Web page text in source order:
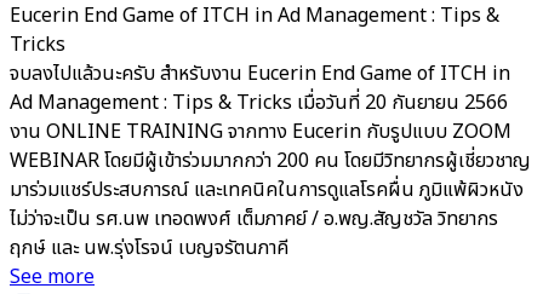
Eucerin End Game of ITCH in Ad Management : Tips &
Tricks
จบลงไปแล้วนะครับ สำหรับงาน Eucerin End Game of ITCH in
Ad Management : Tips & Tricks เมื่อวันที่ 20 กันยายน 2566
งาน ONLINE TRAINING จากทาง Eucerin กับรูปแบบ ZOOM
WEBINAR โดยมีผู้เข้าร่วมมากกว่า 200 คน โดยมีวิทยากรผู้เชี่ยวชาญ
มาร่วมแชร์ประสบการณ์ และเทคนิคในการดูแลโรคผื่น ภูมิแพ้ผิวหนัง
ไม่ว่าจะเป็น รศ.นพ เทอดพงศ์ เต็มภาคย์ / อ.พญ.สัญชวัล วิทยากร
ฤกษ์ และ นพ.รุ่งโรจน์ เบญจรัตนภาคี
See more